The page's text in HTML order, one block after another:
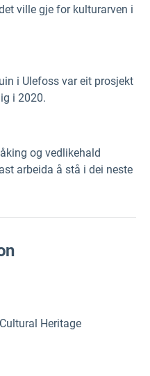
ville gje for kulturarven i
i Ulefoss var eit prosjekt
i 2020.
og vedlikehald
arbeida å stå i dei neste
Heritage